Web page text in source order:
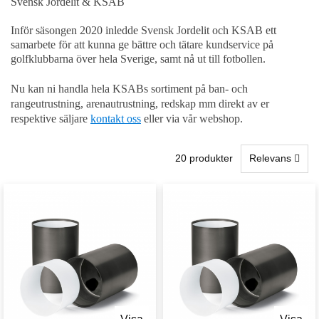
Inför säsongen 2020 inledde Svensk Jordelit och KSAB ett
samarbete för att kunna ge bättre och tätare kundservice på
golfklubbarna över hela Sverige, samt nå ut till fotbollen.
Nu kan ni handla hela KSABs sortiment på ban- och
rangeutrustning, arenautrustning, redskap mm direkt av er
respektive säljare kontakt oss eller via vår webshop.
20 produkter Relevans